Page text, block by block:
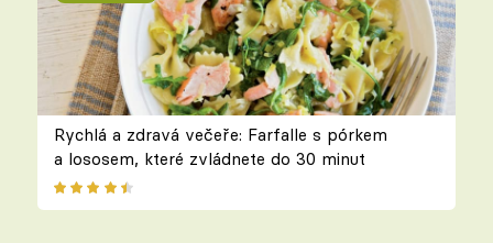
Rychlá a zdravá večeře: Farfalle s pórkem
a lososem, které zvládnete do 30 minut